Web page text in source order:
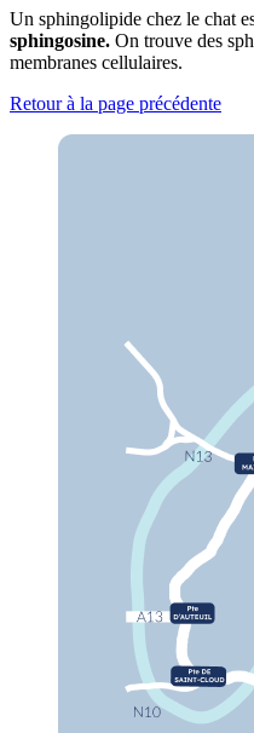
Un sphingolipide chez le chat
sphingosine. On trouve des
membranes cellulaires.
Retour à la page précédente